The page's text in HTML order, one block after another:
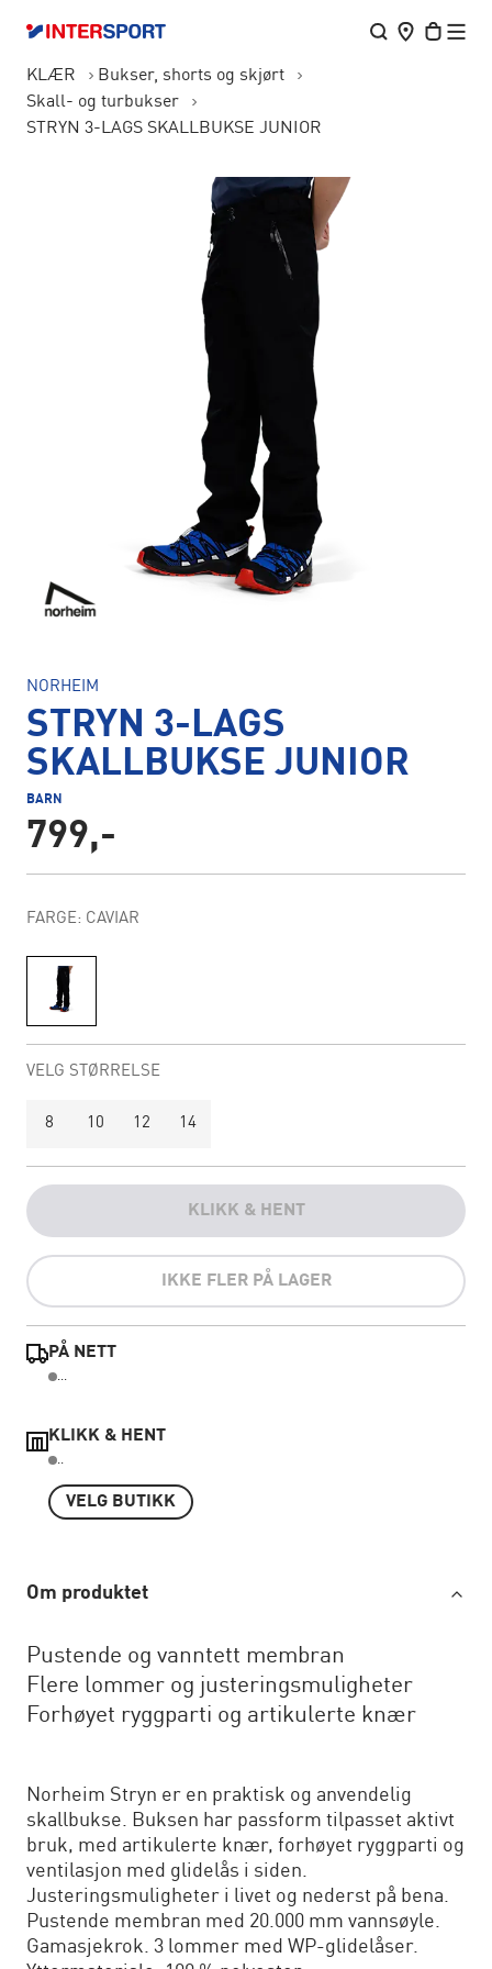
KLÆR
Bukser, shorts og skjørt
Skall- og turbukser
STRYN 3-LAGS SKALLBUKSE JUNIOR
NORHEIM
STRYN 3-LAGS
SKALLBUKSE JUNIOR
BARN
799,-
FARGE: CAVIAR
VELG STØRRELSE
8 10 12 14
KLIKK & HENT
IKKE FLER PÅ LAGER
PÅ NETT
...
KLIKK & HENT
..
VELG BUTIKK
Om produktet
Pustende og vanntett membran
Flere lommer og justeringsmuligheter
Forhøyet ryggparti og artikulerte knær
Norheim Stryn er en praktisk og anvendelig
skallbukse. Buksen har passform tilpasset aktivt
bruk, med artikulerte knær, forhøyet ryggparti og
ventilasjon med glidelås i siden.
Justeringsmuligheter i livet og nederst på bena.
Pustende membran med 20.000 mm vannsøyle.
Gamasjekrok. 3 lommer med WP-glidelåser.